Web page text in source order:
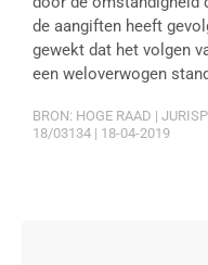
de aangiften heeft
gewekt dat het volgen
een weloverwogen
BRON: HOGE RAAD |
18/03134 | 18-04-2019